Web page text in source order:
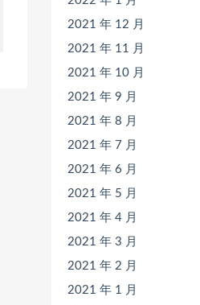
2021 年 12 月
2021 年 11 月
2021 年 10 月
2021 年 9 月
2021 年 8 月
2021 年 7 月
2021 年 6 月
2021 年 5 月
2021 年 4 月
2021 年 3 月
2021 年 2 月
2021 年 1 月